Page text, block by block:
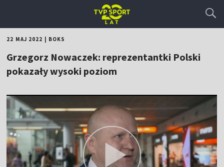
22 MAJ 2022 BOKS
Grzegorz Nowaczek: reprezentantki Polski
pokazały wysoki poziom